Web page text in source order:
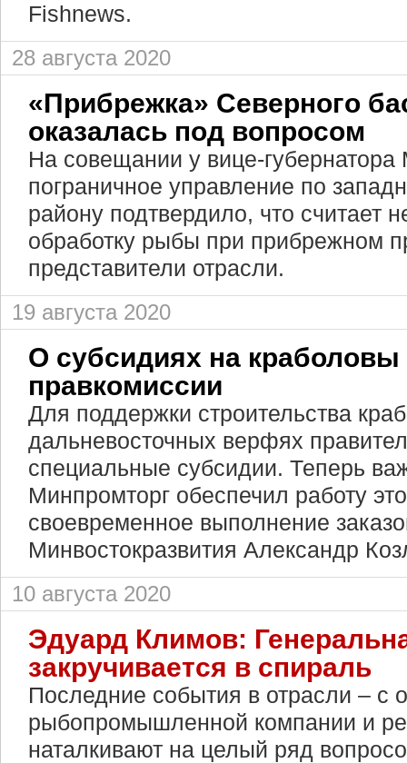
Fishnews.
28 августа 2020
«Прибрежка» Северного
оказалась под вопросом
На совещании у вице-
пограничное управление по
району подтвердило, что считает
обработку рыбы при прибрежном
представители отрасли.
19 августа 2020
О субсидиях на краболовы
правкомиссии
Для поддержки строительства
дальневосточных верфях
специальные субсидии. Теперь
Минпромторг обеспечил работу
своевременное выполнение
Минвостокразвития Александр
10 августа 2020
Эдуард Климов:
закручивается в спираль
Последние события в отрасли – с
рыбопромышленной компании и
наталкивают на целый ряд